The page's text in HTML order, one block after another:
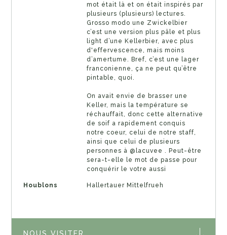
mot était là et on était inspirés par
plusieurs (plusieurs) lectures.
Grosso modo une Zwickelbier
c’est une version plus pâle et plus
light d’une Kellerbier, avec plus
d'effervescence, mais moins
d’amertume. Bref, c’est une lager
franconienne, ça ne peut qu’être
pintable, quoi.
On avait envie de brasser une
Keller, mais la température se
réchauffait, donc cette alternative
de soif a rapidement conquis
notre coeur, celui de notre staff,
ainsi que celui de plusieurs
personnes à @lacuvee . Peut-être
sera-t-elle le mot de passe pour
conquérir le votre aussi
Houblons Hallertauer Mittelfrueh